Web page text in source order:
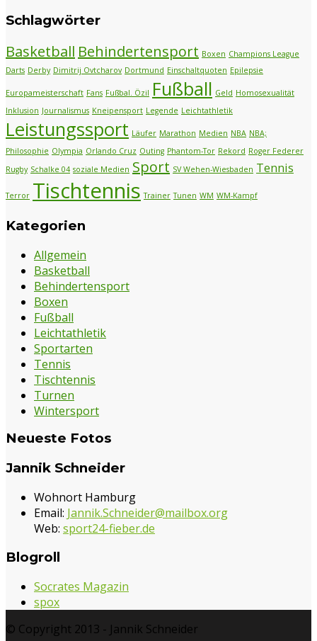
Schlagwörter
Basketball Behindertensport Boxen Champions League
Darts Derby Dimitrij Ovtcharov Dortmund Einschaltquoten Epilepsie
Europameisterschaft Fans Fußbal. Özil Fußball Geld Homosexualität
Inklusion Journalismus Kneipensport Legende Leichtathletik
Leistungssport Läufer Marathon Medien NBA NBA;
Philosophie Olympia Orlando Cruz Outing Phantom-Tor Rekord Roger Federer
Rugby Schalke 04 soziale Medien Sport SV Wehen-Wiesbaden Tennis
Terror Tischtennis Trainer Tunen WM WM-Kampf
Kategorien
Allgemein
Basketball
Behindertensport
Boxen
Fußball
Leichtathletik
Sportarten
Tennis
Tischtennis
Turnen
Wintersport
Neueste Fotos
Jannik Schneider
Wohnort Hamburg
Email: Jannik.Schneider@mailbox.org
Web: sport24-fieber.de
Blogroll
Socrates Magazin
spox
© Copyright 2013 - Jannik Schneider